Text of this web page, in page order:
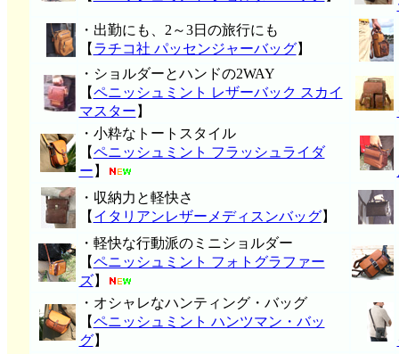
・出勤にも、2～3日の旅行にも
【 ラチコ社 パッセンジャーバッグ】
・ショルダーとハンドの2WAY
【ペニッシュミント レザーバック スカイ
マスター 】
・小粋なトートスタイル
【ペニッシュミント フラッシュライダ
ー 】
・収納力と軽快さ
【 イタリアンレザーメディスンバッグ】
・軽快な行動派のミニショルダー
【ペニッシュミント フォトグラファー
ズ】
・オシャレなハンティング・バッグ
【ペニッシュミント ハンツマン・バッ
グ】